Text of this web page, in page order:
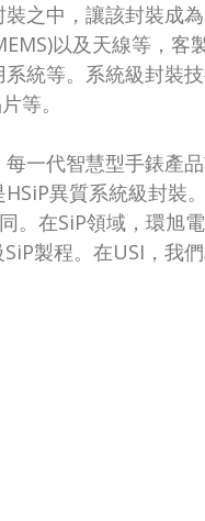
之中，讓該封裝成
以及天線等，客製
統等。系統級封裝
等。
一代智慧型手錶產
異質系統級封裝
。 在SiP領域，環旭
製程。在USI，我